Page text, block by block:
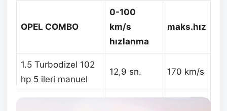
OPEL COMBO
0-100
km/s
hızlanma
maks.hız
1.5 Turbodizel 102
hp 5 ileri manuel
12,9 sn. 170 km/s